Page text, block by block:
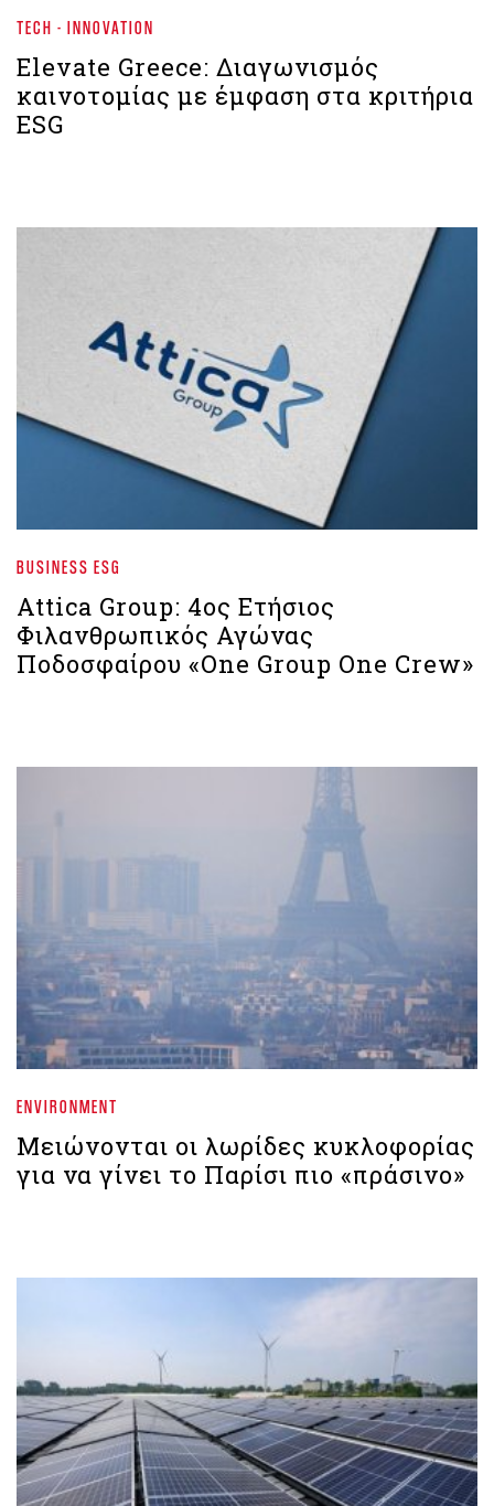
TECH - INNOVATION
Elevate Greece: Διαγωνισμός
καινοτομίας με έμφαση στα κριτήρια
ESG
BUSINESS ESG
Attica Group: 4ος Ετήσιος
Φιλανθρωπικός Αγώνας
Ποδοσφαίρου «One Group One Crew»
ENVIRONMENT
Μειώνονται οι λωρίδες κυκλοφορίας
για να γίνει το Παρίσι πιο «πράσινο»